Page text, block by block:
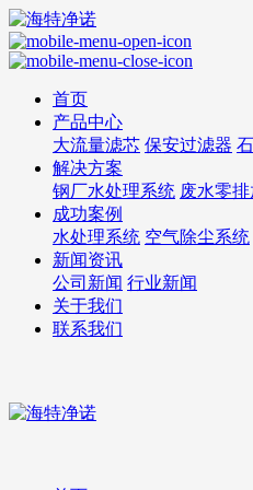
首页
产品中心
大流量滤芯 保安过滤器
解决方案
钢厂水处理系统 废水零
成功案例
水处理系统 空气除尘系统
新闻资讯
公司新闻 行业新闻
关于我们
联系我们